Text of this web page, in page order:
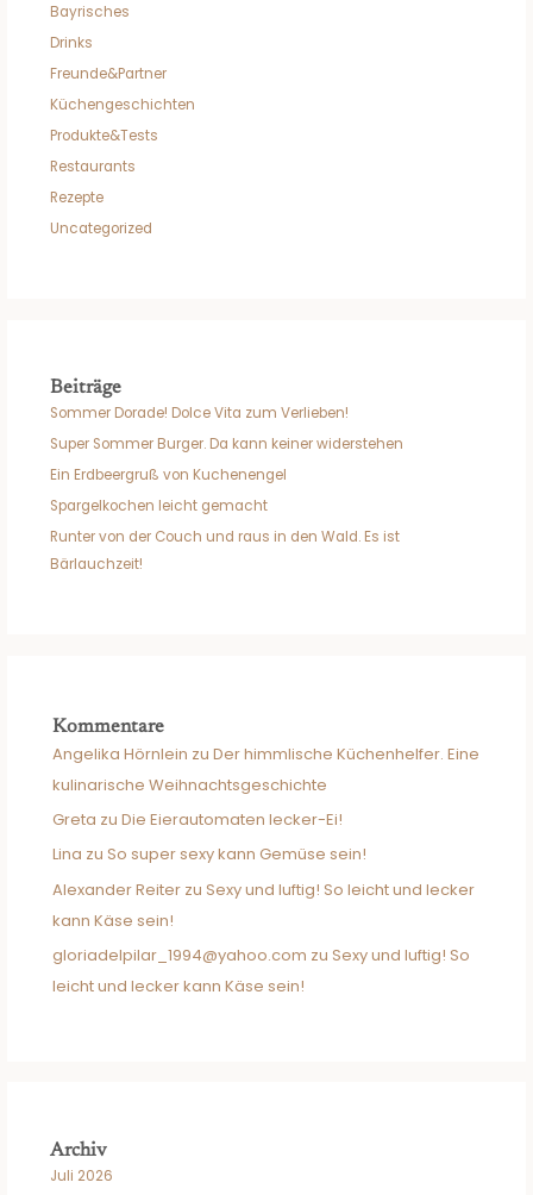
Bayrisches
Drinks
Freunde&Partner
Küchengeschichten
Produkte&Tests
Restaurants
Rezepte
Uncategorized
Beiträge
Sommer Dorade! Dolce Vita zum Verlieben!
Super Sommer Burger. Da kann keiner widerstehen
Ein Erdbeergruß von Kuchenengel
Spargelkochen leicht gemacht
Runter von der Couch und raus in den Wald. Es ist
Bärlauchzeit!
Kommentare
Angelika Hörnlein zuDer himmlische Küchenhelfer. Eine
kulinarische Weihnachtsgeschichte
Greta zuDie Eierautomaten lecker-Ei!
Lina zu So super sexy kann Gemüse sein!
Alexander Reiter zu Sexy und luftig! So leicht und lecker
kann Käse sein!
gloriadelpilar_1994@yahoo.com zu Sexy und luftig! So
leicht und lecker kann Käse sein!
Archiv
Juli 2026